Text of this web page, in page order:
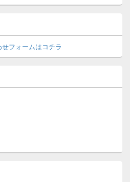
フォームはコチラ